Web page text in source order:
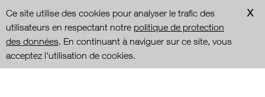
Ce site utilise des cookies pour analyser le trafic des
utilisateurs en respectant notre politique de protection
des données. En continuant à naviguer sur ce site, vous
acceptez l'utilisation de cookies.